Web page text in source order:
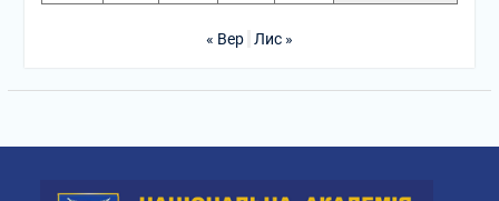
« Вер Лис »